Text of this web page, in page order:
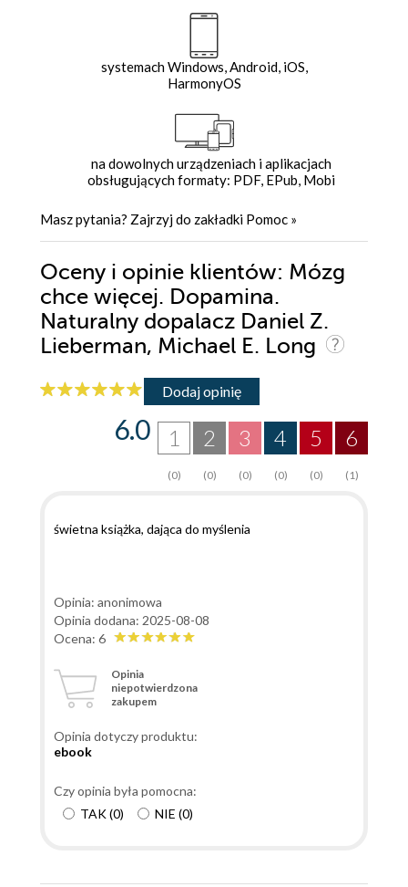
systemach Windows, Android, iOS,
HarmonyOS
na dowolnych urządzeniach i aplikacjach
obsługujących formaty: PDF, EPub, Mobi
Masz pytania? Zajrzyj do zakładki Pomoc »
Oceny i opinie klientów: Mózg
chce więcej. Dopamina.
Naturalny dopalacz Daniel Z.
Lieberman, Michael E. Long
Dodaj opinię
6
(1)
5
(0)
4
(0)
3
(0)
2
(0)
1
(0)
6.0
świetna książka, dająca do myślenia
Opinia: anonimowa
Opinia dodana: 2025-08-08
Ocena: 6
Opinia
niepotwierdzona
zakupem
Opinia dotyczy produktu:
ebook
Czy opinia była pomocna:
TAK(0) NIE (0)